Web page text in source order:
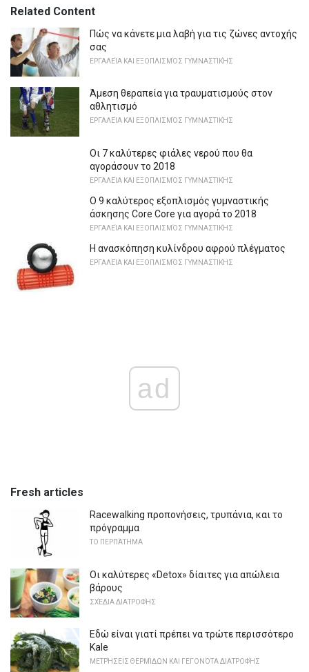
Related Content
Πώς να κάνετε μια λαβή για τις ζώνες αντοχής
σας
ΕΡΓΑΛΕΊΑ ΚΑΙ ΕΞΟΠΛΙΣΜΌΣ ΓΥΜΝΑΣΤΙΚΉΣ
Άμεση θεραπεία για τραυματισμούς στον
αθλητισμό
ΕΡΓΑΛΕΊΑ ΚΑΙ ΕΞΟΠΛΙΣΜΌΣ ΓΥΜΝΑΣΤΙΚΉΣ
Οι 7 καλύτερες φιάλες νερού που θα
αγοράσουν το 2018
ΕΡΓΑΛΕΊΑ ΚΑΙ ΕΞΟΠΛΙΣΜΌΣ ΓΥΜΝΑΣΤΙΚΉΣ
Ο 9 καλύτερος εξοπλισμός γυμναστικής
άσκησης Core Core για αγορά το 2018
ΕΡΓΑΛΕΊΑ ΚΑΙ ΕΞΟΠΛΙΣΜΌΣ ΓΥΜΝΑΣΤΙΚΉΣ
Η ανασκόπηση κυλίνδρου αφρού πλέγματος
ΕΡΓΑΛΕΊΑ ΚΑΙ ΕΞΟΠΛΙΣΜΌΣ ΓΥΜΝΑΣΤΙΚΉΣ
ad
Fresh articles
Racewalking προπονήσεις, τρυπάνια, και το
πρόγραμμα
ΤΟ ΠΕΡΠΆΤΗΜΑ
Οι καλύτερες «Detox» δίαιτες για απώλεια
βάρους
ΣΧΈΔΙΑ ΔΙΑΤΡΟΦΉΣ
Εδώ είναι γιατί πρέπει να τρώτε περισσότερο
Kale
ΜΕΤΡΉΣΕΙΣ ΘΕΡΜΊΔΩΝ ΚΑΙ ΓΕΓΟΝΌΤΑ ΔΙΑΤΡΟΦΉΣ